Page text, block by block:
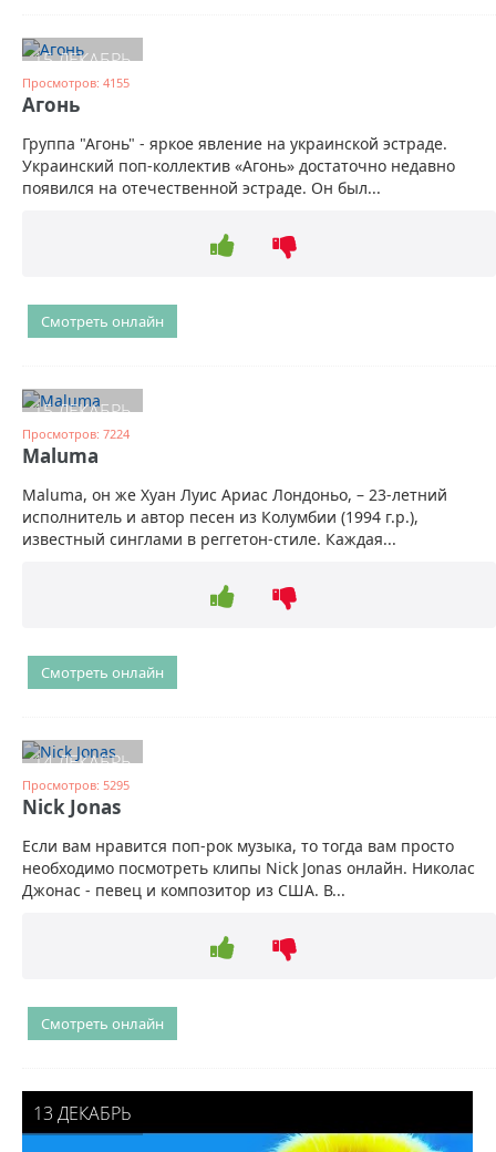
15 ДЕКАБРЬ
Просмотров: 4155
Агонь
Группа "Агонь" - яркое явление на украинской эстраде.
Украинский поп-коллектив «Агонь» достаточно недавно
появился на отечественной эстраде. Он был...
Смотреть онлайн
15 ДЕКАБРЬ
Просмотров: 7224
Maluma
Maluma, он же Хуан Луис Ариас Лондоньо, – 23-летний
исполнитель и автор песен из Колумбии (1994 г.р.),
известный синглами в реггетон-стиле. Каждая...
Смотреть онлайн
14 ДЕКАБРЬ
Просмотров: 5295
Nick Jonas
Если вам нравится поп-рок музыка, то тогда вам просто
необходимо посмотреть клипы Nick Jonas онлайн. Николас
Джонас - певец и композитор из США. В...
Смотреть онлайн
13 ДЕКАБРЬ